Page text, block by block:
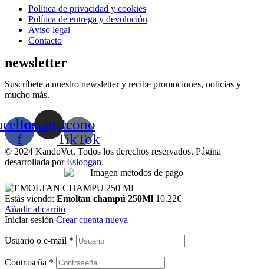
Menú
Política de privacidad y cookies
Política de entrega y devolución
Aviso legal
Contacto
newsletter
Suscríbete a nuestro newsletter y recibe promociones, noticias y
mucho más.
f
InstagramIcono
TikTok
© 2024 KandoVet. Todos los derechos reservados. Página
desarrollada porEsloogan.
Estás viendo: Emoltan champú 250Ml 10.22€
Añadir al carrito
Iniciar sesión Crear cuenta nueva
Usuario o e-mail *
Contraseña *